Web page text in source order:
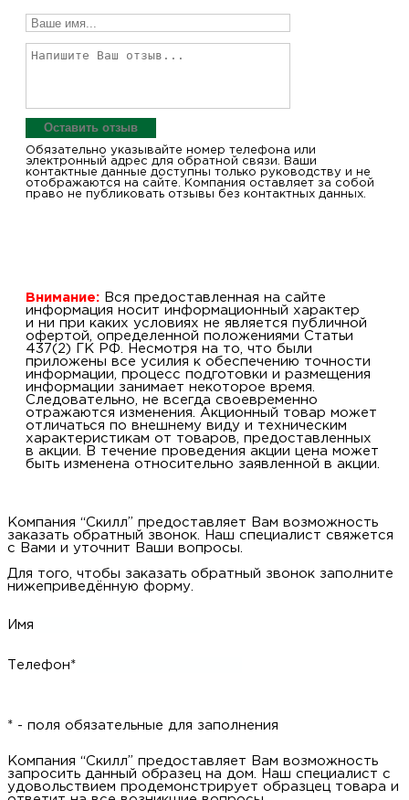
Оставить отзыв
Обязательно указывайте номер телефона или
электронный адрес для обратной связи. Ваши
контактные данные доступны только руководству и не
отображаются на сайте. Компания оставляет за собой
право не публиковать отзывы без контактных данных.
Внимание: Вся предоставленная на сайте
информация носит информационный характер
и ни при каких условиях не является публичной
офертой, определенной положениями Статьи
437(2) ГК РФ. Несмотря на то, что были
приложены все усилия к обеспечению точности
информации, процесс подготовки и размещения
информации занимает некоторое время.
Следовательно, не всегда своевременно
отражаются изменения. Акционный товар может
отличаться по внешнему виду и техническим
характеристикам от товаров, предоставленных
в акции. В течение проведения акции цена может
быть изменена относительно заявленной в акции.
Компания “Скилл” предоставляет Вам возможность
заказать обратный звонок. Наш специалист свяжется
с Вами и уточнит Ваши вопросы.
Для того, чтобы заказать обратный звонок заполните
нижеприведённую форму.
Имя
Телефон*
* - поля обязательные для заполнения
Компания “Скилл” предоставляет Вам возможность
запросить данный образец на дом. Наш специалист с
удовольствием продемонстрирует образцец товара и